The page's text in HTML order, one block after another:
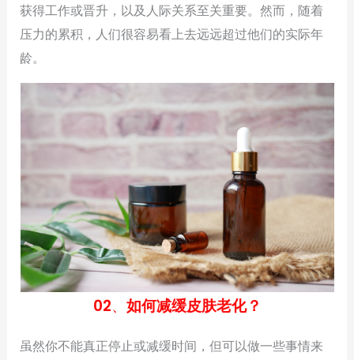
获得工作或晋升，以及人际关系至关重要。然而，随着
压力的累积，人们很容易看上去远远超过他们的实际年
龄。
02、 如何减缓皮肤老化？
虽然你不能真正停止或减缓时间，但可以做一些事情来